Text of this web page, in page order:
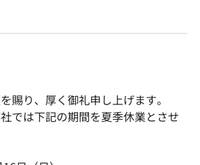
賜り、厚く御礼申し上げます。
では下記の期間を夏季休業とさせ